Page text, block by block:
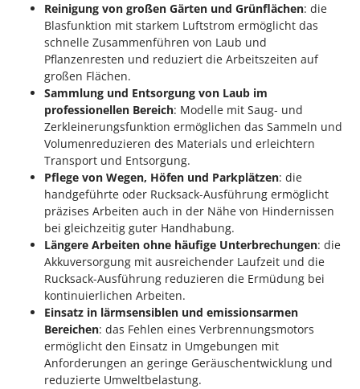
Reinigung von großen Gärten und Grünflächen: die
Blasfunktion mit starkem Luftstrom ermöglicht das
schnelle Zusammenführen von Laub und
Pflanzenresten und reduziert die Arbeitszeiten auf
großen Flächen.
Sammlung und Entsorgung von Laub im
professionellen Bereich: Modelle mit Saug- und
Zerkleinerungsfunktion ermöglichen das Sammeln und
Volumenreduzieren des Materials und erleichtern
Transport und Entsorgung.
Pflege von Wegen, Höfen und Parkplätzen: die
handgeführte oder Rucksack-Ausführung ermöglicht
präzises Arbeiten auch in der Nähe von Hindernissen
bei gleichzeitig guter Handhabung.
Längere Arbeiten ohne häufige Unterbrechungen: die
Akkuversorgung mit ausreichender Laufzeit und die
Rucksack-Ausführung reduzieren die Ermüdung bei
kontinuierlichen Arbeiten.
Einsatz in lärmsensiblen und emissionsarmen
Bereichen: das Fehlen eines Verbrennungsmotors
ermöglicht den Einsatz in Umgebungen mit
Anforderungen an geringe Geräuschentwicklung und
reduzierte Umweltbelastung.